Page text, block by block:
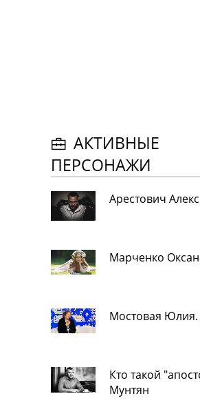
АКТИВНЫЕ
ПЕРСОНАЖИ
Арестович
Марченко
Мостовая
Кто такой
Мунтян